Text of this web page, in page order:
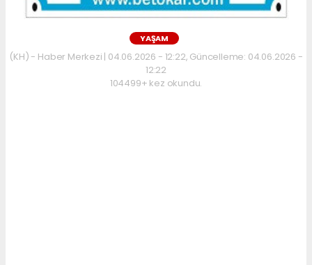
YAŞAM
(KH) - Haber Merkezi | 04.06.2026 - 12:22, Güncelleme: 04.06.2026 -
12:22
104499+ kez okundu.